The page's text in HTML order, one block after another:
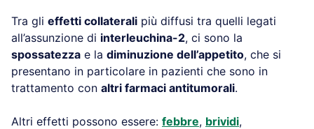
Tra gli effetti collaterali più diffusi tra quelli legati
all’assunzione di interleuchina-2, ci sono la
spossatezza e la diminuzione dell’appetito, che si
presentano in particolare in pazienti che sono in
trattamento con altri farmaci antitumorali.
Altri effetti possono essere: febbre, brividi,